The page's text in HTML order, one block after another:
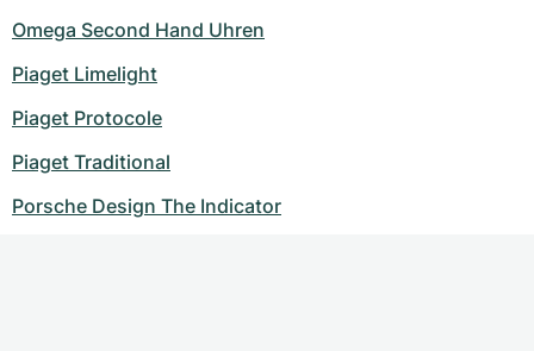
Omega Second Hand Uhren
Piaget Limelight
Piaget Protocole
Piaget Traditional
Porsche Design The Indicator